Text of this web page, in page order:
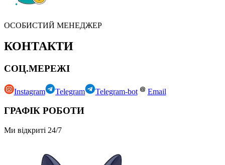
ОСОБИСТИЙ МЕНЕДЖЕР
КОНТАКТИ
СОЦ.МЕРЕЖІ
Instagram Telegram Telegram-bot Email
ГРАФІК РОБОТИ
Ми відкриті 24/7